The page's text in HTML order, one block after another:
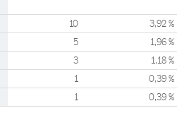
10 3,92 %
5 1,96 %
3 1,18 %
1 0,39 %
1 0,39 %